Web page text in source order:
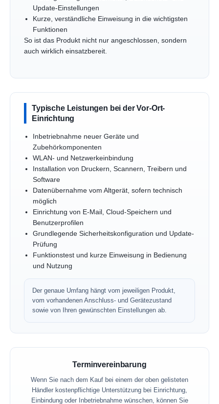
Update-Einstellungen
Kurze, verständliche Einweisung in die wichtigsten
Funktionen
So ist das Produkt nicht nur angeschlossen, sondern
auch wirklich einsatzbereit.
Typische Leistungen bei der Vor-Ort-
Einrichtung
Inbetriebnahme neuer Geräte und
Zubehörkomponenten
WLAN- und Netzwerkeinbindung
Installation von Druckern, Scannern, Treibern und
Software
Datenübernahme vom Altgerät, sofern technisch
möglich
Einrichtung von E-Mail, Cloud-Speichern und
Benutzerprofilen
Grundlegende Sicherheitskonfiguration und Update-
Prüfung
Funktionstest und kurze Einweisung in Bedienung
und Nutzung
Der genaue Umfang hängt vom jeweiligen Produkt,
vom vorhandenen Anschluss- und Gerätezustand
sowie von Ihren gewünschten Einstellungen ab.
Terminvereinbarung
Wenn Sie nach dem Kauf bei einem der oben gelisteten
Händler kostenpflichtige Unterstützung bei Einrichtung,
Einbindung oder Inbetriebnahme wünschen, können Sie